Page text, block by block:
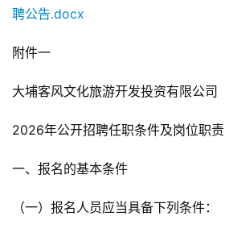
聘公告.docx
附件一
大埔客风文化旅游开发投资有限公司
2026年公开招聘任职条件及岗位职责
一、报名的基本条件
（一）报名人员应当具备下列条件：